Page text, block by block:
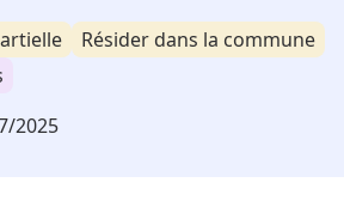
Résider dans la commune
2025